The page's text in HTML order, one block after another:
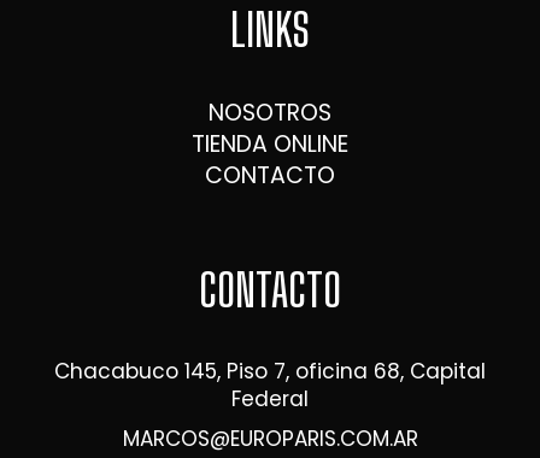
LINKS
NOSOTROS
TIENDA ONLINE
CONTACTO
CONTACTO
Chacabuco 145, Piso 7, oficina 68, Capital
Federal
MARCOS@EUROPARIS.COM.AR